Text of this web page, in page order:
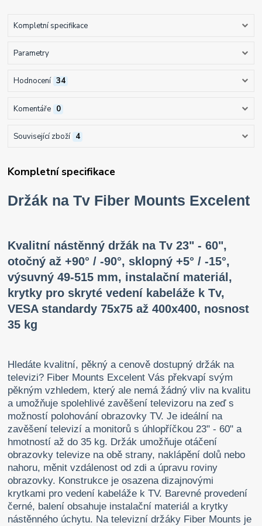
Kompletní specifikace
Parametry
Hodnocení 34
Komentáře 0
Související zboží 4
Kompletní specifikace
Držák na Tv Fiber Mounts Excelent
Kvalitní nástěnný držák na Tv 23" - 60",
otočný až +90° / -90°, sklopný +5° / -15°,
výsuvný 49-515 mm, instalační materiál,
krytky pro skryté vedení kabeláže k Tv,
VESA standardy 75x75 až 400x400, nosnost
35 kg
Hledáte kvalitní, pěkný a cenově dostupný držák na
televizi? Fiber Mounts Excelent Vás překvapí svým
pěkným vzhledem, který ale nemá žádný vliv na kvalitu
a umožňuje spolehlivé zavěšení televizoru na zeď s
možností polohování obrazovky TV. Je ideální na
zavěšení televizí a monitorů s úhlopříčkou 23" - 60" a
hmotností až do 35 kg. Držák umožňuje otáčení
obrazovky televize na obě strany, naklápění dolů nebo
nahoru, měnit vzdálenost od zdi a úpravu roviny
obrazovky. Konstrukce je osazena dizajnovými
krytkami pro vedení kabeláže k TV. Barevné provedení
černé, balení obsahuje instalační materiál a krytky
nástěnného úchytu. Na televizní držáky Fiber Mounts je